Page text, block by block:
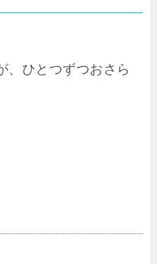
、ひとつずつおさら